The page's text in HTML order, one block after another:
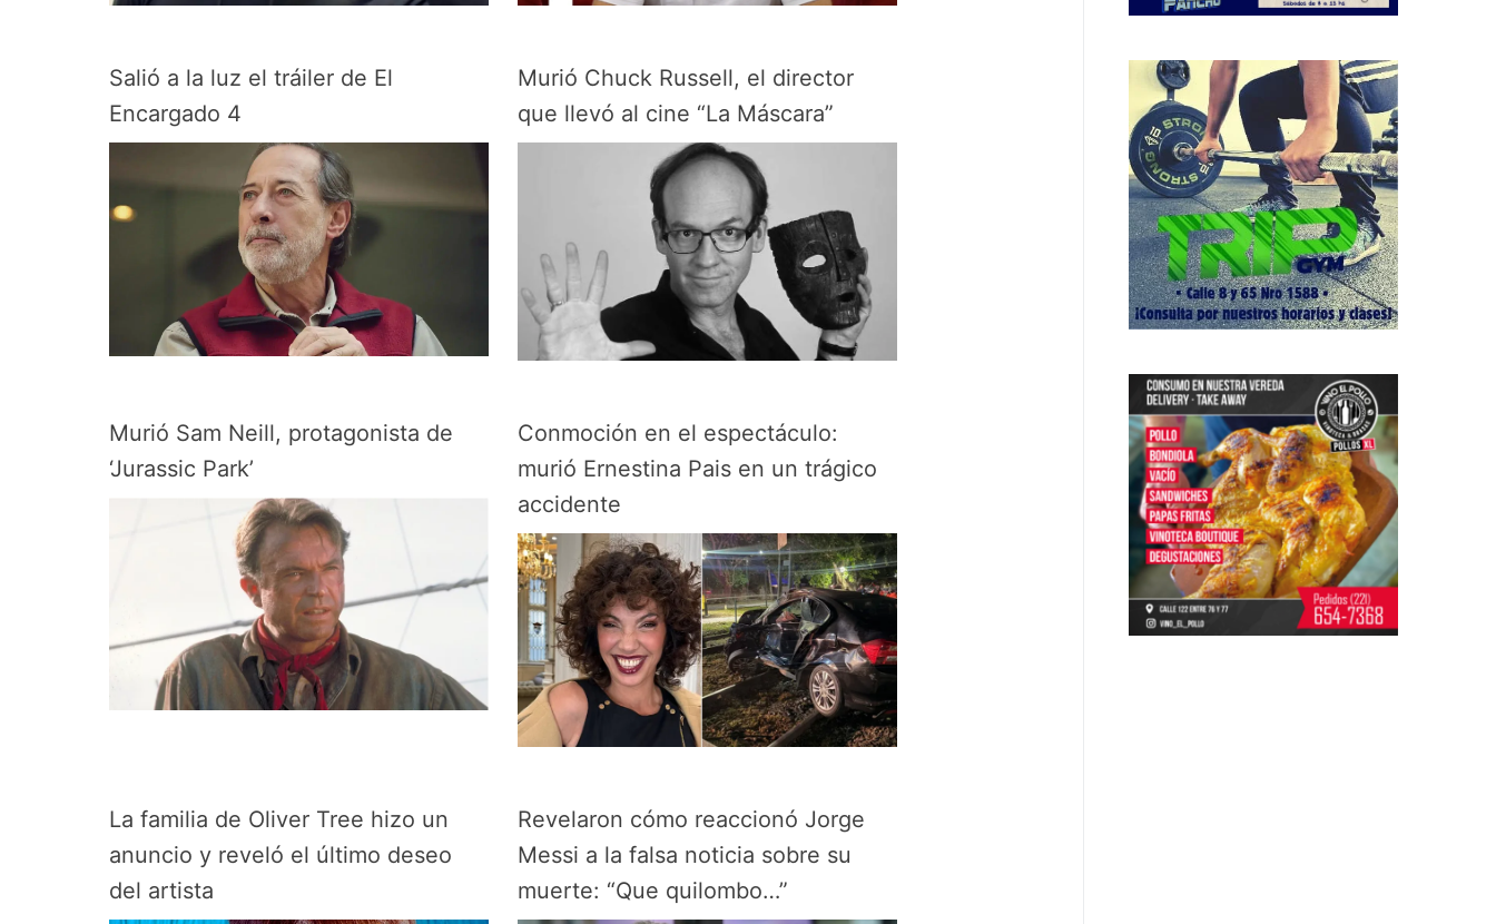
Salió a la luz el tráiler de El
Encargado 4
Murió Chuck Russell, el director
que llevó al cine “La Máscara”
Murió Sam Neill, protagonista de
‘Jurassic Park’
Conmoción en el espectáculo:
murió Ernestina Pais en un trágico
accidente
La familia de Oliver Tree hizo un
anuncio y reveló el último deseo
del artista
Revelaron cómo reaccionó Jorge
Messi a la falsa noticia sobre su
muerte: “Que quilombo…”